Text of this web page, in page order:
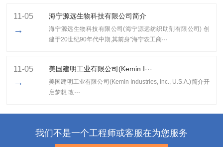
11-05
→
海宁源远生物科技有限公司简介
海宁源远生物科技有限公司(海宁源远纺织助剂有限公司) 创
建于20世纪90年代中期,其前身"海宁农工商···
11-05
→
美国建明工业有限公司(Kemin I···
美国建明工业有限公司(Kemin Industries, Inc., U.S.A.)简介开
启梦想 改···
我们不是一个工程师或客服在为您服务